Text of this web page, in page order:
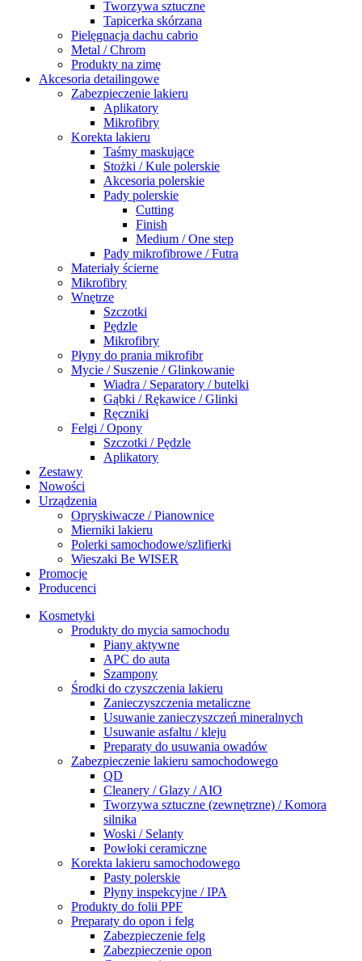
Tworzywa sztuczne
Tapicerka skórzana
Pielęgnacja dachu cabrio
Metal / Chrom
Produkty na zimę
Akcesoria detailingowe
Zabezpieczenie lakieru
Aplikatory
Mikrofibry
Korekta lakieru
Taśmy maskujące
Stożki / Kule polerskie
Akcesoria polerskie
Pady polerskie
Cutting
Finish
Medium / One step
Pady mikrofibrowe / Futra
Materiały ścierne
Mikrofibry
Wnętrze
Szczotki
Pędzle
Mikrofibry
Płyny do prania mikrofibr
Mycie / Suszenie / Glinkowanie
Wiadra / Separatory / butelki
Gąbki / Rękawice / Glinki
Ręczniki
Felgi / Opony
Szczotki / Pędzle
Aplikatory
Zestawy
Nowości
Urządzenia
Opryskiwacze / Pianownice
Mierniki lakieru
Polerki samochodowe/szlifierki
Wieszaki Be WISER
Promocje
Producenci
Kosmetyki
Produkty do mycia samochodu
Piany aktywne
APC do auta
Szampony
Środki do czyszczenia lakieru
Zanieczyszczenia metaliczne
Usuwanie zanieczyszczeń mineralnych
Usuwanie asfaltu / kleju
Preparaty do usuwania owadów
Zabezpieczenie lakieru samochodowego
QD
Cleanery / Glazy / AIO
Tworzywa sztuczne (zewnętrzne) / Komora
silnika
Woski / Selanty
Powłoki ceramiczne
Korekta lakieru samochodowego
Pasty polerskie
Płyny inspekcyjne / IPA
Produkty do folii PPF
Preparaty do opon i felg
Zabezpieczenie felg
Zabezpieczenie opon